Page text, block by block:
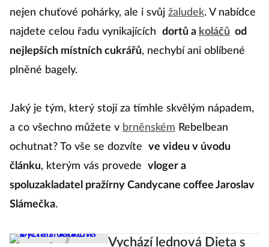
nejen chuťové pohárky, ale i svůj žaludek. V nabídce
najdete celou řadu vynikajících
dortů a koláčů od
nejlepších místních cukrářů, nechybí ani oblíbené
plněné bagely.
Jaký je tým, který stojí za tímhle skvělým nápadem,
a co všechno můžete v brněnském Rebelbean
ochutnat? To vše se dozvíte
ve videu v úvodu
článku, kterým vás provede
vloger a
spoluzakladatel pražírny Candycane coffee Jaroslav
Slámečka.
Vychází lednová Dieta s